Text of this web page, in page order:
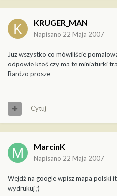
KRUGER_MAN
Napisano 22 Maja 2007
Juz wszystko co mówiliście
odpowie ktoś czy ma te miniaturki
Bardzo prosze
Cytuj
MarcinK
Napisano 22 Maja 2007
Wejdż na google wpisz mapa polski
wydrukuj ;)